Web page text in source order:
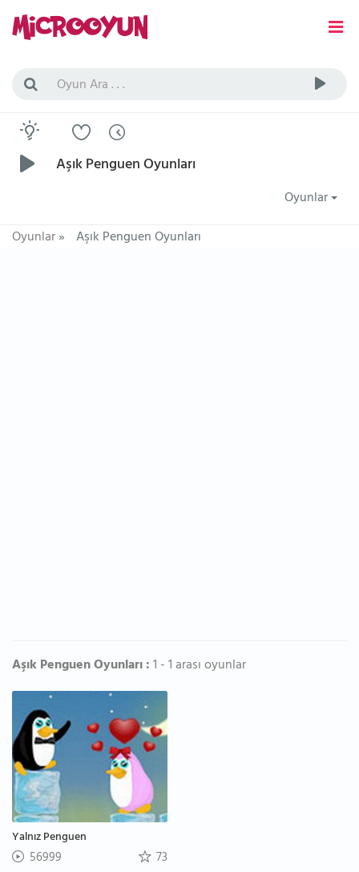
Aşık Penguen Oyunları
Oyunlar
Oyunlar» Aşık Penguen Oyunları
Aşık Penguen Oyunları :1 - 1 arası oyunlar
Yalnız Penguen
56999 73